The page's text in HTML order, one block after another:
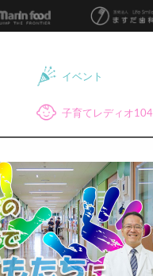
イベント
子育てレディオ104